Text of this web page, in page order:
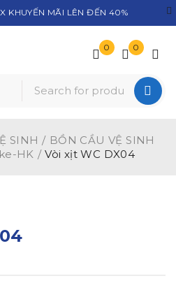
KHUYẾN MÃI LÊN ĐẾN 40%
0 0
SINH / BỒN CẦU VỆ SINH
HK / Vòi xịt WC DX04